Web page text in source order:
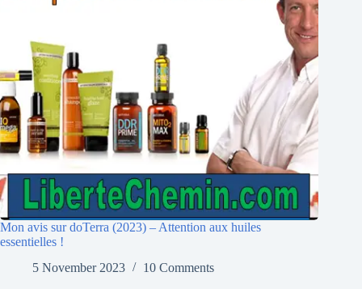
Mon avis sur doTerra (2023) – Attention aux huiles
essentielles !
5 November 2023
10 Comments